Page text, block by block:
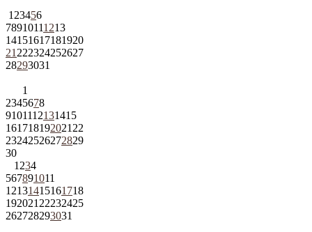
1 23456
78910111213
14151617181920
21 222324252627
28293031
1
2345678
9101112131415
161718192021 22
23242526272829
30
1 234
567891011
12131415161718
192021 22232425
262728293031